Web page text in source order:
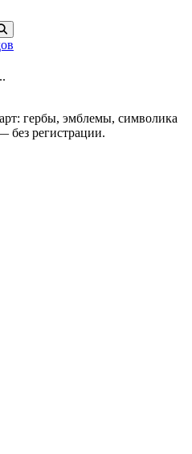
гербы, эмблемы, символика
без регистрации.